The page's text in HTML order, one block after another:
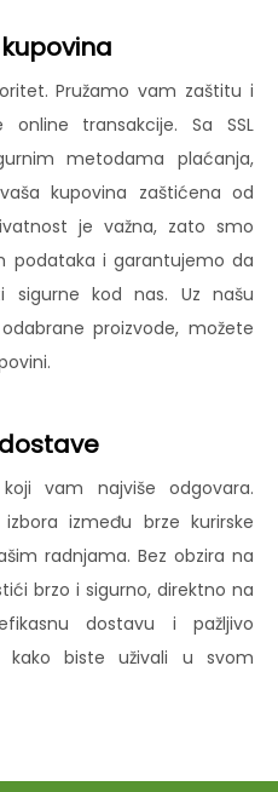
Pružamo vam zaštitu i
online transakcije. Sa SSL
metodama plaćanja,
kupovina zaštićena od
je važna, zato smo
podataka i garantujemo da
kod nas. Uz našu
proizvode, možete
vam najviše odgovara.
između brze kurirske
radnjama. Bez obzira na
brzo i sigurno, direktno na
dostavu i pažljivo
kako biste uživali u svom